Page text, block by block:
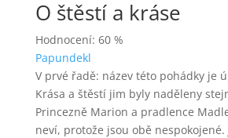
O štěstí a kráse
Hodnocení: 60 %
Papundekl
V prvé řadě: název této pohádky je
Krása a štěstí jim byly naděleny
Princezně Marion a pradlence
neví, protože jsou obě nespokojené.